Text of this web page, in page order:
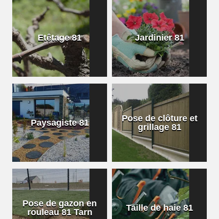
Etêtage 81 Jardinier 81
Paysagiste 81
Pose de clôture et
grillage 81
Pose de gazon en
rouleau 81 Tarn
Taille de haie 81